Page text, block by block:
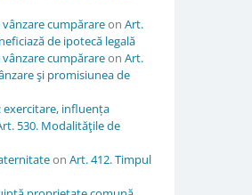
cumpărareon Art.
de ipotecă legală
cumpărareon Art.
şi promisiunea de
influența
530. Modalităţile de
on Art. 412. Timpul